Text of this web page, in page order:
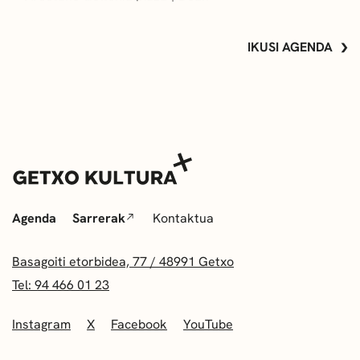
IKUSI AGENDA
Agenda Sarrerak Kontaktua
Basagoiti etorbidea, 77 / 48991 Getxo
Tel: 94 466 01 23
Instagram X Facebook YouTube